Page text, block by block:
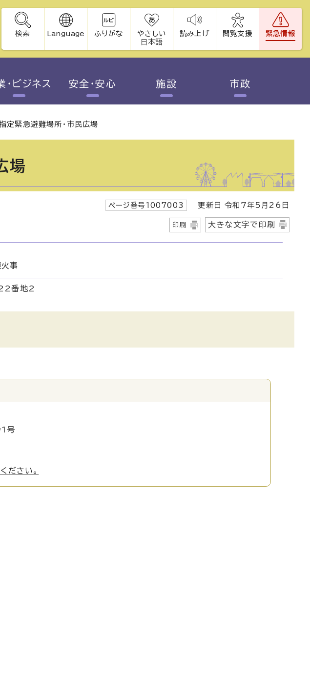
検索 Language ふりがな
やさしい
日本語
読み上げ 閲覧支援 緊急情報
・ビジネス 安全・安心 施設 市政
定緊急避難場所・市民広場
場
ページ番号1007003 更新日 令和7年5月26日
印刷 大きな文字で印刷
火事
番地2
号
ださい。